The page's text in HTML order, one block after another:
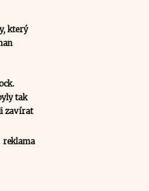
který
tak
zavírat
reklama